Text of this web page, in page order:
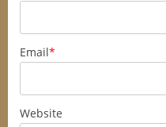
Email*
Website